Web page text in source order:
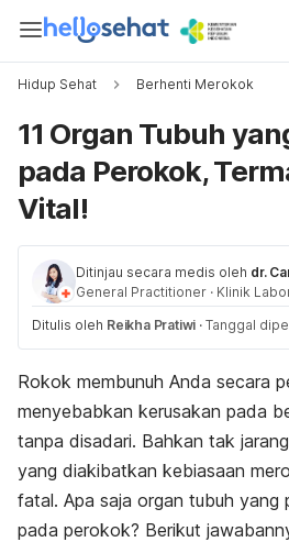
Hidup Sehat Berhenti Merokok
11 Organ Tubuh
pada Perokok,
Vital!
Ditinjau secara medis oleh dr.
General Practitioner · Klinik
Ditulis oleh Reikha Pratiwi · Tanggal
Rokok membunuh Anda secara
menyebabkan kerusakan pada
tanpa disadari. Bahkan tak
yang diakibatkan kebiasaan
fatal. Apa saja organ tubuh yang
pada perokok? Berikut